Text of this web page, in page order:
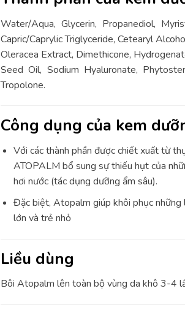
Water/Aqua, Glycerin, Propanediol,
Capric/Caprylic Triglyceride, Cetearyl
Oleracea Extract, Dimethicone,
Seed Oil, Sodium Hyaluronate,
Tropolone.
Công dụng của kem
Với các thành phần được chiết xuất từ
ATOPALM bổ sung sự thiếu hụt của
hơi nước (tác dụng dưỡng ẩm sâu).
Đặc biệt, Atopalm giúp khôi phục những
lớn và trẻ nhỏ
Liều dùng
Bôi Atopalm lên toàn bộ vùng da khô 3-4